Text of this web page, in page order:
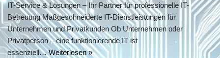
IT-Service & Lösungen – Ihr Partner für professionelle IT-
Betreuung Maßgeschneiderte IT-Dienstleistungen für
Unternehmen und Privatkunden Ob Unternehmen oder
Privatperson – eine funktionierende IT ist
essenziell…Weiterlesen »